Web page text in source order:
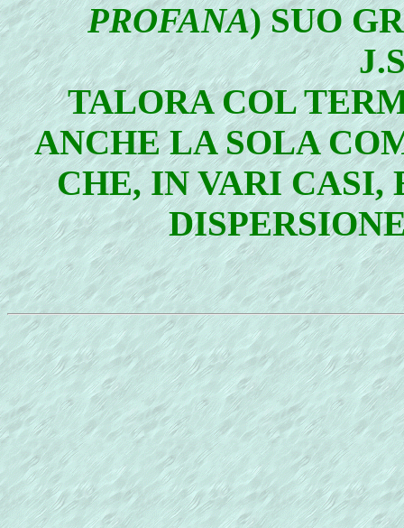
PROFANA) SUO
TALORA COL
ANCHE LA SOLA
CHE, IN VARI CASI,